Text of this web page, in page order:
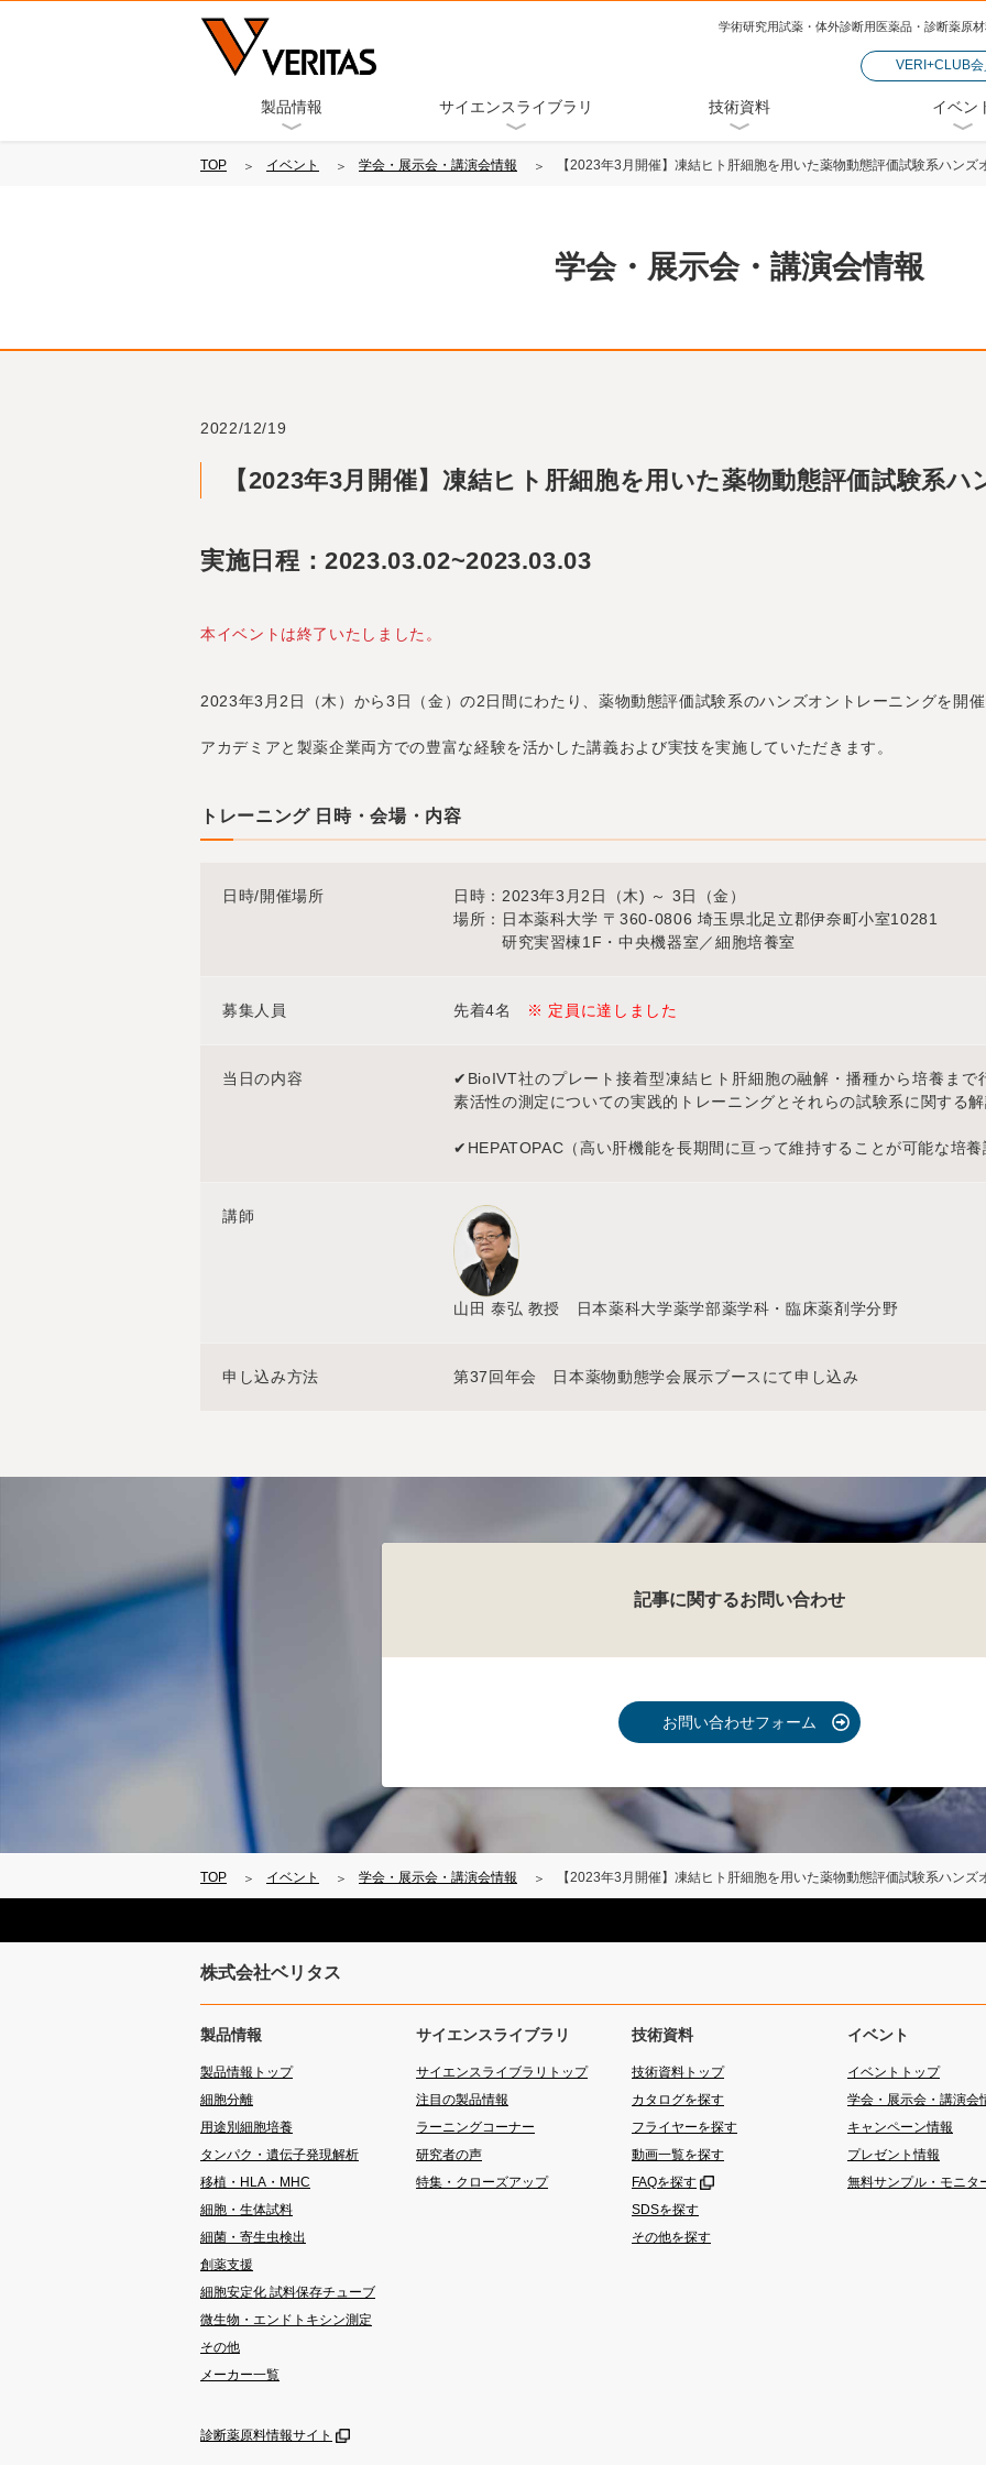
学術研究用試薬・体外診断用医薬品・診断薬原
VERI+CLUB
製品情報 サイエンスライブラリ 技術資料 イベン
TOP イベント 学会・展示会・講演会情報 【2023年3月開催】凍結ヒト肝細胞を用いた薬物動態評価試験系ハンズ
学会・展示会・講演会情報
2022/12/19
【2023年3月開催】凍結ヒト肝細胞を用いた薬物動態評価試験系
実施日程：2023.03.02~2023.03.03
本イベントは終了いたしました。
2023年3月2日（木）から3日（金）の2日間にわたり、薬物動態評価試験系のハンズオントレーニングを開催
アカデミアと製薬企業両方での豊富な経験を活かした講義および実技を実施していただきます。
トレーニング 日時・会場・内容
日時/開催場所
日時：2023年3月2日（木) ～ 3日（金）
場所：日本薬科大学 〒360-0806 埼玉県北足立郡伊奈町小室10281
研究実習棟1F・中央機器室／細胞培養室
募集人員 先着4名 ※ 定員に達しました
当日の内容
✔BioIVT社のプレート接着型凍結ヒト肝細胞の融解・播種から培養まで
素活性の測定についての実践的トレーニングとそれらの試験系に関する解
✔HEPATOPAC（高い肝機能を長期間に亘って維持することが可能な培
講師
山田 泰弘 教授 日本薬科大学薬学部薬学科・臨床薬剤学分野
申し込み方法 第37回年会 日本薬物動態学会展示ブースにて申し込み
記事に関するお問い合わせ
お問い合わせフォーム
TOP イベント 学会・展示会・講演会情報 【2023年3月開催】凍結ヒト肝細胞を用いた薬物動態評価試験系ハンズ
株式会社ベリタス
製品情報
製品情報トップ
細胞分離
用途別細胞培養
タンパク・遺伝子発現解析
移植・HLA・MHC
細胞・生体試料
細菌・寄生虫検出
創薬支援
細胞安定化 試料保存チューブ
微生物・エンドトキシン測定
その他
メーカー一覧
診断薬原料情報サイト
サイエンスライブラリ
サイエンスライブラリトップ
注目の製品情報
ラーニングコーナー
研究者の声
特集・クローズアップ
技術資料
技術資料トップ
カタログを探す
フライヤーを探す
動画一覧を探す
FAQを探す
SDSを探す
その他を探す
イベント
イベントトップ
学会・展示会・講演会
キャンペーン情報
プレゼント情報
無料サンプル・モニタ